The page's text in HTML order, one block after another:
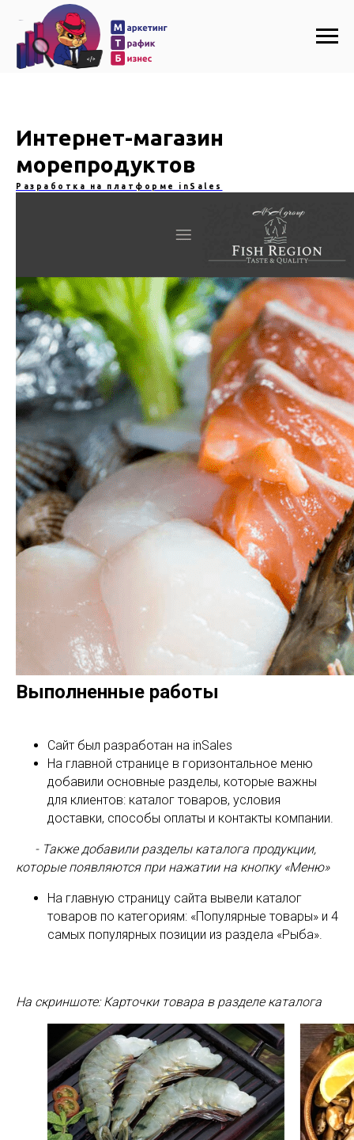
Интернет-магазин
морепродуктов
Разработка на платформе inSales
Выполненные работы
Сайт был разработан на inSales
На главной странице в горизонтальное меню
добавили основные разделы, которые важны
для клиентов: каталог товаров, условия
доставки, способы оплаты и контакты компании.
- Также добавили разделы каталога продукции,
которые появляются при нажатии на кнопку «Меню»
На главную страницу сайта вывели каталог
товаров по категориям: «Популярные товары» и 4
самых популярных позиции из раздела «Рыба».
На скриншоте: Карточки товара в разделе каталога